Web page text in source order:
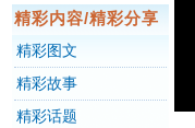
精彩内容/精彩分享
精彩图文
精彩故事
精彩话题